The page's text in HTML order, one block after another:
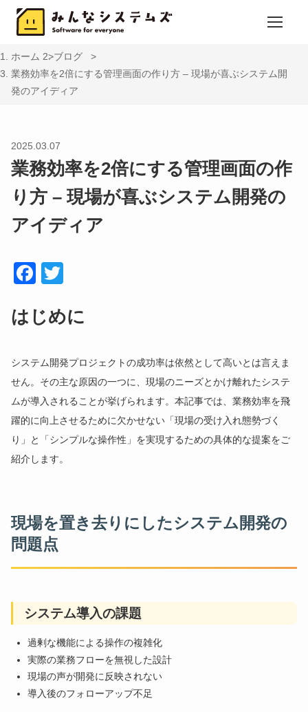
ホーム
ブログ
業務効率を2倍にする管理画面の作り方 – 現場が喜ぶシステム開
発のアイディア
2025.03.07
業務効率を2倍にする管理画面の作
り方 – 現場が喜ぶシステム開発の
アイディア
Face
はじめに
システム開発プロジェクトの成功率は依然として高いとは言えま
せん。その主な原因の一つに、現場のニーズとかけ離れたシステ
ムが導入されることが挙げられます。本記事では、業務効率を飛
躍的に向上させるために欠かせない「現場の受け入れ態勢づく
り」と「シンプルな操作性」を実現するための具体的な提案をご
紹介します。
現場を置き去りにしたシステム開発の
問題点
システム導入の課題
過剰な機能による操作の複雑化
実際の業務フローを無視した設計
現場の声が開発に反映されない
導入後のフォローアップ不足